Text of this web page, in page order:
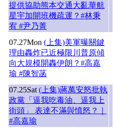
提供協助熊本交通大亂華航
星宇加開班機疏運？#林秉
宥 #尹乃菁
07.27Mon (上集)美軍曝關鍵
理由轟炸已近極限川普原傾
向大規模開轟伊朗？#高嘉
瑜 #陳智菡
07.25Sat (上集)蔣萬安怒批執
政黨「逼我吃毒油、逼我上
街頭」 表達不滿與憤怒？｜
#高嘉瑜